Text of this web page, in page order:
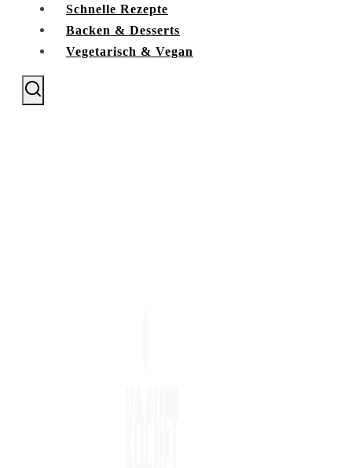
Schnelle Rezepte
Backen & Desserts
Vegetarisch & Vegan